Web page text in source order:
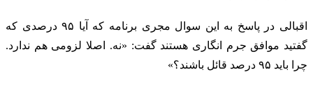
اقبالی در پاسخ به این سوال مجری برنامه که آیا ۹۵ درصدی که
گفتید موافق جرم انگاری هستند گفت: «نه. اصلا لزومی هم ندارد.
چرا باید ۹۵ درصد قائل باشند؟»